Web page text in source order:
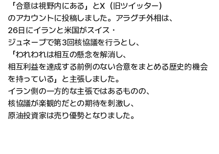
「合意は視野内にある」とX（旧ツイッター）
のアカウントに投稿しました。アラグチ外相は、
26日にイランと米国がスイス・
ジュネーブで第3回核協議を行うとし、
「われわれは相互の懸念を解消し、
相互利益を達成する前例のない合意をまとめる歴史的機会
を持っている」と主張しました。
イラン側の一方的な主張ではあるものの、
核協議が楽観的だとの期待を刺激し、
原油投資家は売り優勢となりました。